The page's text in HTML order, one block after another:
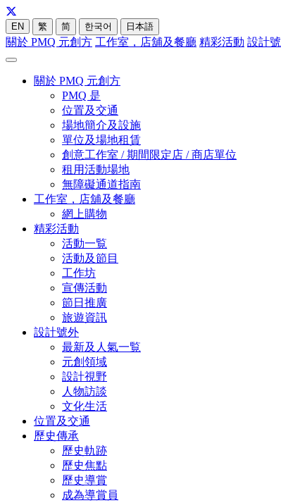
EN 繁 简 한국어 日本語
關於 PMQ 元創方 工作室，店舖及餐廳 精彩活動 設計
關於 PMQ 元創方
PMQ 是
位置及交通
場地簡介及設施
單位及場地租賃
創意工作室 / 期間限定店 / 商店單位
租用活動場地
無障礙通道指南
工作室，店舖及餐廳
網上購物
精彩活動
活動一覧
活動及節目
工作坊
宣傳活動
節日推廣
旅遊資訊
設計號外
最新及人氣一覧
元創領域
設計視野
人物訪談
文化生活
位置及交通
歷史傳承
歷史軌跡
歷史焦點
歷史導賞
成為導賞員